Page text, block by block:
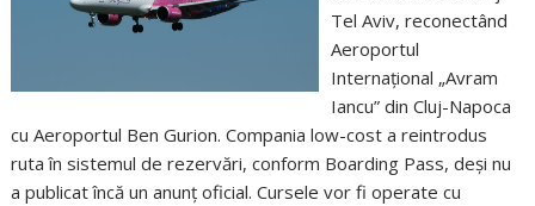
Tel Aviv, reconectând
Aeroportul
Internațional „Avram
Iancu” din Cluj-Napoca
cu Aeroportul Ben Gurion. Compania low-cost a reintrodus
ruta în sistemul de rezervări, conform Boarding Pass, deși nu
a publicat încă un anunț oficial. Cursele vor fi operate cu